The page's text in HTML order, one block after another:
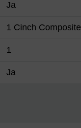
Ja
1 Cinch Composite
1
Ja